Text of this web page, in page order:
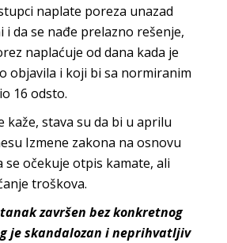
naplate poreza unazad
da se nađe prelazno rešenje,
naplaćuje od dana kada je
objavila i koji bi sa normiranim
16 odsto.
kaže, stava su da bi u aprilu
Izmene zakona na osnovu
se očekuje otpis kamate, ali
troškova.
završen bez konkretnog
je skandalozan i neprihvatljiv